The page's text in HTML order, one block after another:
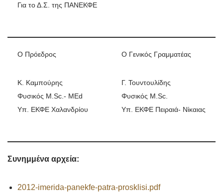
Για το Δ.Σ. της ΠΑΝΕΚΦΕ
Ο Πρόεδρος
Κ. Καμπούρης
Φυσικός M.Sc.- MEd
Υπ. ΕΚΦΕ Χαλανδρίου
Ο Γενικός Γραμματέας
Γ. Τουντουλίδης
Φυσικός M.Sc.
Υπ. ΕΚΦΕ Πειραιά- Νίκαιας
Συνημμένα αρχεία:
2012-imerida-panekfe-patra-prosklisi.pdf